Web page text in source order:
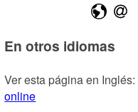
En otros idiomas
Ver esta página en Inglés:
online